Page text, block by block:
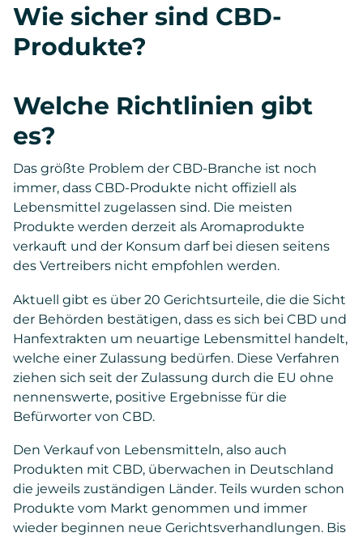
Wie sicher sind CBD-
Produkte?
Welche Richtlinien gibt
es?
Das größte Problem der CBD-Branche ist noch
immer, dass CBD-Produkte nicht offiziell als
Lebensmittel zugelassen sind. Die meisten
Produkte werden derzeit als Aromaprodukte
verkauft und der Konsum darf bei diesen seitens
des Vertreibers nicht empfohlen werden.
Aktuell gibt es über 20 Gerichtsurteile, die die Sicht
der Behörden bestätigen, dass es sich bei CBD und
Hanfextrakten um neuartige Lebensmittel handelt,
welche einer Zulassung bedürfen. Diese Verfahren
ziehen sich seit der Zulassung durch die EU ohne
nennenswerte, positive Ergebnisse für die
Befürworter von CBD.
Den Verkauf von Lebensmitteln, also auch
Produkten mit CBD, überwachen in Deutschland
die jeweils zuständigen Länder. Teils wurden schon
Produkte vom Markt genommen und immer
wieder beginnen neue Gerichtsverhandlungen. Bis